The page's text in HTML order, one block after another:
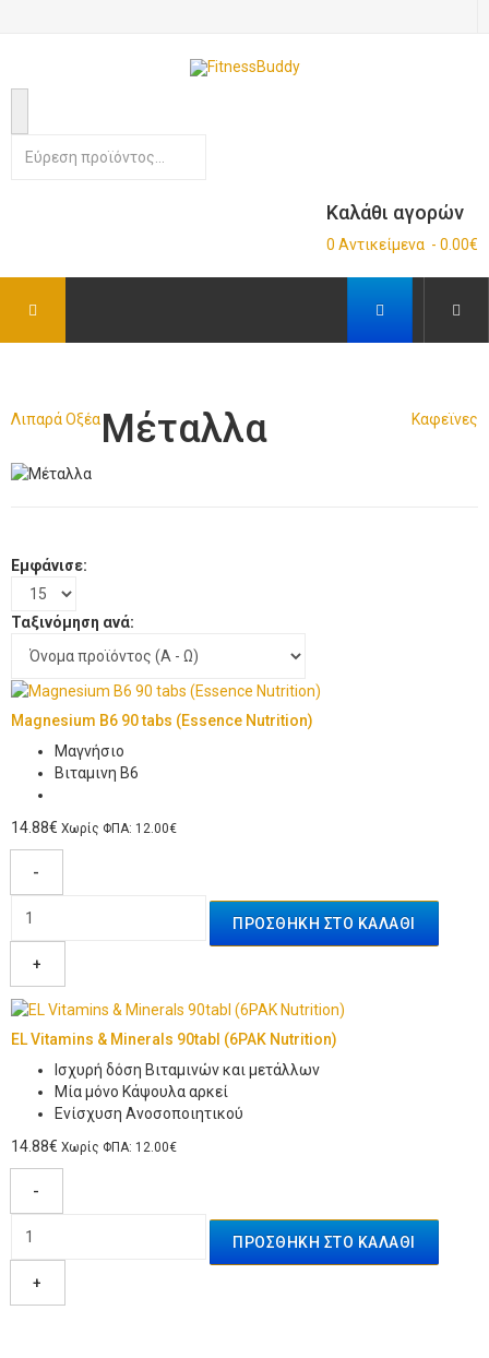
Καλάθι αγορών
0 Αντικείμενα - 0.00€
Λιπαρά Οξέα Καφεϊνες
Μέταλλα
Εμφάνισε:
Ταξινόμηση ανά:
Magnesium B6 90 tabs (Essence Nutrition)
Μαγνήσιο
Βιταμινη Β6
14.88€ Χωρίς ΦΠΑ: 12.00€
-
+
EL Vitamins & Minerals 90tabl (6PAK Nutrition)
Ισχυρή δόση Βιταμινών και μετάλλων
Μία μόνο Κάψουλα αρκεί
Ενίσχυση Ανοσοποιητικού
14.88€ Χωρίς ΦΠΑ: 12.00€
-
+